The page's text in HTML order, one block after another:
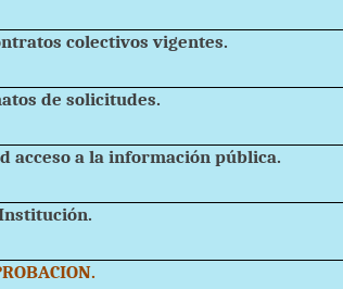
colectivos vigentes.
de solicitudes.
acceso a la información pública.